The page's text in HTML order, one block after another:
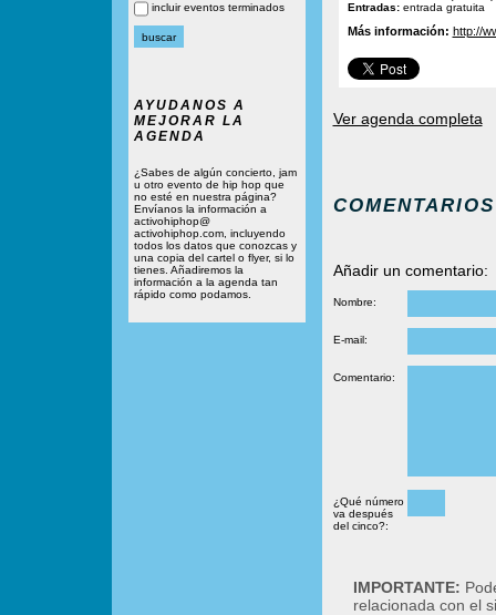
incluir eventos terminados
AYUDANOS A
MEJORAR LA
AGENDA
¿Sabes de algún concierto, jam
u otro evento de hip hop que
no esté en nuestra página?
Envíanos la información a
activohiphop@
activohiphop.com, incluyendo
todos los datos que conozcas y
una copia del cartel o flyer, si lo
tienes. Añadiremos la
información a la agenda tan
rápido como podamos.
Entradas: entrada gratuita
Más información: http://
Ver agenda completa
COMENTARIOS
Añadir un comentario:
Nombre:
E-mail:
Comentario:
¿Qué número
va después
del cinco?:
IMPORTANTE:
relacionada con el